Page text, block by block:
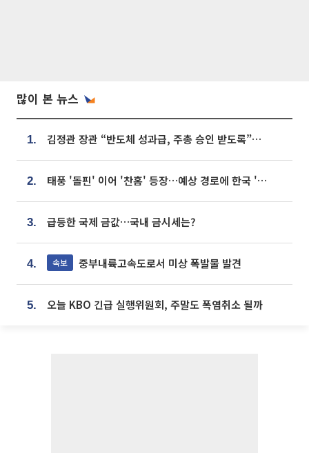
많이 본 뉴스
1. 김정관 장관 “반도체 성과급, 주총 승인 받도록”…상법·자본시장법 개정 시사
2. 태풍 '돌핀' 이어 '찬홈' 등장…예상 경로에 한국 '한숨'
3. 급등한 국제 금값…국내 금시세는?
4. 속보 중부내륙고속도로서 미상 폭발물 발견
5. 오늘 KBO 긴급 실행위원회, 주말도 폭염취소 될까